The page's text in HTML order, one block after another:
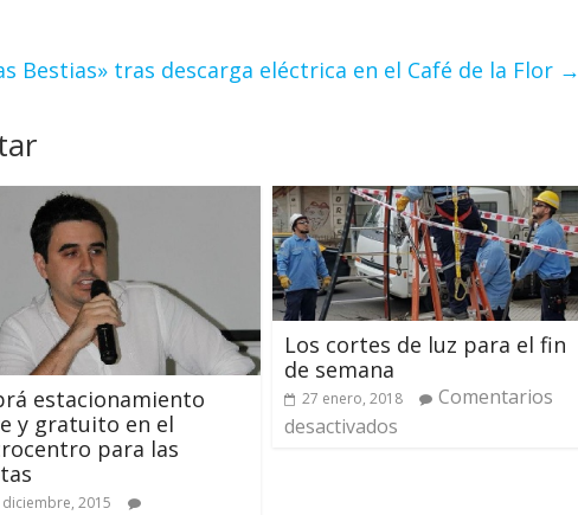
Bestias» tras descarga eléctrica en el Café de la Flor →
estacionamiento
y gratuito en el
para las
diciembre, 2015
Los cortes de luz para el fin
de semana
27 enero, 2018
Comentarios
desactivados